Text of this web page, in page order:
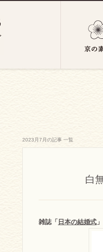
2023月7月の記事 一覧
白
雑誌「 日本の結婚式